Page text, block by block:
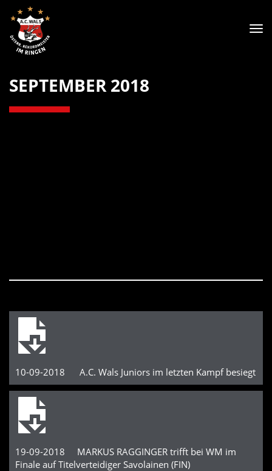
SEPTEMBER 2018
10-09-2018 A.C. Wals Juniors im letzten Kampf besiegt
19-09-2018 MARKUS RAGGINGER trifft bei WM im
Finale auf Titelverteidiger Savolainen (FIN)